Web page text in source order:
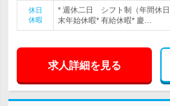
休日
休暇
* 週休二日 シフト制（年間休
末年始休暇* 有給休暇* 慶…
求人詳細を見る